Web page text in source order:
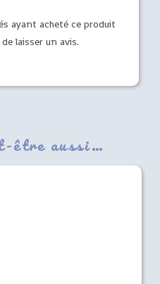
ayant acheté ce produit
laisser un avis.
être aussi…